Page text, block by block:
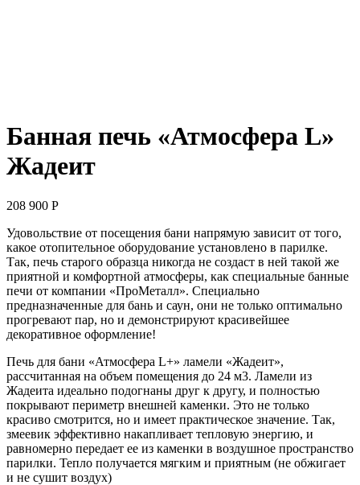
Банная печь «Атмосфера L»
Жадеит
208 900 Р
Удовольствие от посещения бани напрямую зависит от того,
какое отопительное оборудование установлено в парилке.
Так, печь старого образца никогда не создаст в ней такой же
приятной и комфортной атмосферы, как специальные банные
печи от компании «ПроМеталл». Специально
предназначенные для бань и саун, они не только оптимально
прогревают пар, но и демонстрируют красивейшее
декоративное оформление!
Печь для бани «Атмосфера L+» ламели «Жадеит»,
рассчитанная на объем помещения до 24 м3. Ламели из
Жадеита идеально подогнаны друг к другу, и полностью
покрывают периметр внешней каменки. Это не только
красиво смотрится, но и имеет практическое значение. Так,
змеевик эффективно накапливает тепловую энергию, и
равномерно передает ее из каменки в воздушное пространство
парилки. Тепло получается мягким и приятным (не обжигает
и не сушит воздух)